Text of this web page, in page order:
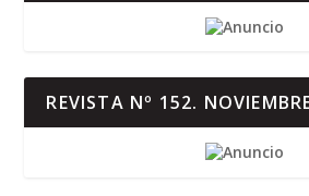
REVISTA Nº 152.